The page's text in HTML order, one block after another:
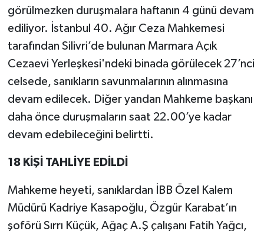
görülmezken duruşmalara haftanın 4 günü devam
ediliyor. İstanbul 40. Ağır Ceza Mahkemesi
tarafından Silivri’de bulunan Marmara Açık
Cezaevi Yerleşkesi'ndeki binada görülecek 27’nci
celsede, sanıkların savunmalarının alınmasına
devam edilecek. Diğer yandan Mahkeme başkanı
daha önce duruşmaların saat 22.00’ye kadar
devam edebileceğini belirtti.
18 KİŞİ TAHLİYE EDİLDİ
Mahkeme heyeti, sanıklardan İBB Özel Kalem
Müdürü Kadriye Kasapoğlu, Özgür Karabat’ın
şoförü Sırrı Küçük, Ağaç A.Ş çalışanı Fatih Yağcı,